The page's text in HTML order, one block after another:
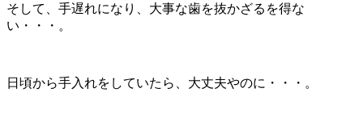
そして、手遅れになり、大事な歯を抜かざるを得な
い・・・。
日頃から手入れをしていたら、大丈夫やのに・・・。